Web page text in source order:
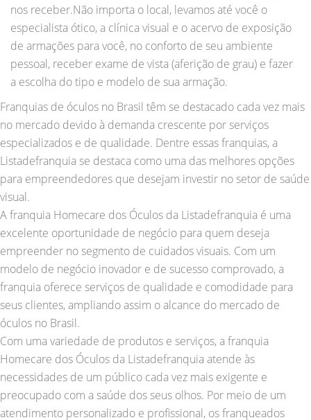
nos receber.​Não importa o local, levamos até você o
especialista ótico, a clínica visual e o acervo de exposição
de armações para você, no conforto de seu ambiente
pessoal, receber exame de vista (aferição de grau) e fazer
a escolha do tipo e modelo de sua armação.
Franquias de óculos no Brasil têm se destacado cada vez mais
no mercado devido à demanda crescente por serviços
especializados e de qualidade. Dentre essas franquias, a
Listadefranquia se destaca como uma das melhores opções
para empreendedores que desejam investir no setor de saúde
visual.
A franquia Homecare dos Óculos da Listadefranquia é uma
excelente oportunidade de negócio para quem deseja
empreender no segmento de cuidados visuais. Com um
modelo de negócio inovador e de sucesso comprovado, a
franquia oferece serviços de qualidade e comodidade para
seus clientes, ampliando assim o alcance do mercado de
óculos no Brasil.
Com uma variedade de produtos e serviços, a franquia
Homecare dos Óculos da Listadefranquia atende às
necessidades de um público cada vez mais exigente e
preocupado com a saúde dos seus olhos. Por meio de um
atendimento personalizado e profissional, os franqueados